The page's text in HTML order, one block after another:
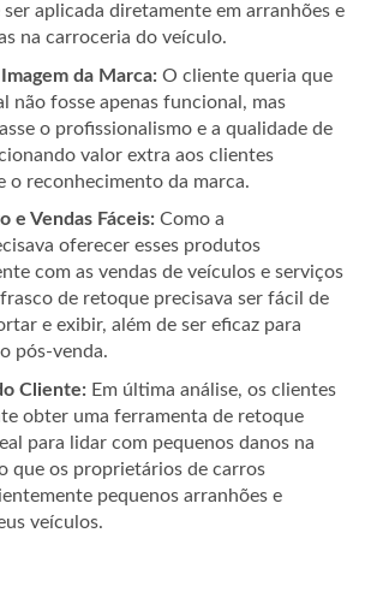
ser aplicada diretamente em arranhões e
na carroceria do veículo.
da Marca: O cliente queria que
não fosse apenas funcional, mas
o profissionalismo e a qualidade de
valor extra aos clientes
o reconhecimento da marca.
e Vendas Fáceis: Como a
oferecer esses produtos
com as vendas de veículos e serviços
de retoque precisava ser fácil de
e exibir, além de ser eficaz para
pós-venda.
Cliente: Em última análise, os clientes
obter uma ferramenta de retoque
para lidar com pequenos danos na
que os proprietários de carros
pequenos arranhões e
veículos.